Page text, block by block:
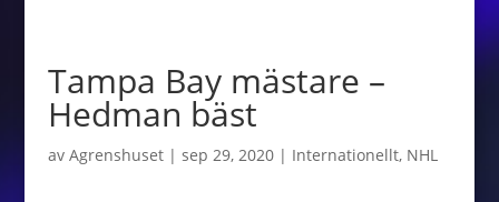
Tampa Bay mästare –
Hedman bäst
av Agrenshuset| sep 29, 2020| Internationellt, NHL